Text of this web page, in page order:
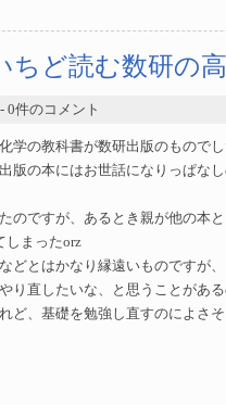
ちど読む数研の
- 0件のコメント
学の教科書が数研出版のもので
版の本にはお世話になりっぱな
のですが、あるとき親が他の本
しまったorz
どとはかなり縁遠いものですが
り直したいな、と思うことがあ
ど、基礎を勉強し直すのによさ